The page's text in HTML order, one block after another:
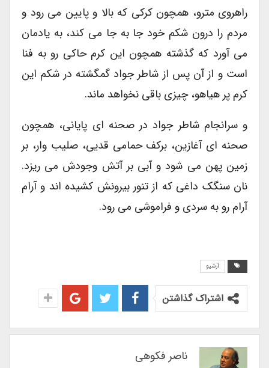
راهروی مترو، همچون کرکی که بالا و پایین می رود و
مردم را درون شکم خود جا به جا می کند، به یادمان
می آورد که گذشته همچون این کرم حاکی رو به فنا
است و از آن پس از شاطر جواد گمگشته در شکم این
کرم پر هیاهو، چیزی باقی نخواهد ماند.
و سرانجام شاطر جواد در صحنه ای پایانی، همچون
صحنه ای آغازین، برکف حمامی قدیی، صلیب وار، بر
زمین پهن می شود و آبی بر آتش وجودش می ریزد.
نان سنگک داغی که از تنور بیرونش کشیده اند و آرام
آرام رو به سردی و فراموشی می رود.
آرشیو
اشتراک گذاشتن
ناصر فکوهی